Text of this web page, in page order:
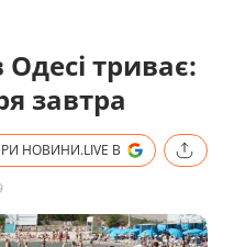
триває:
завтра
НОВИНИ.LIVE В